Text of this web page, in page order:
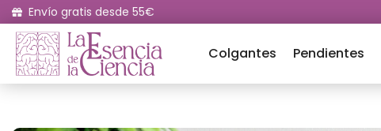
Envío gratis desde 55€
Colgantes Pendientes